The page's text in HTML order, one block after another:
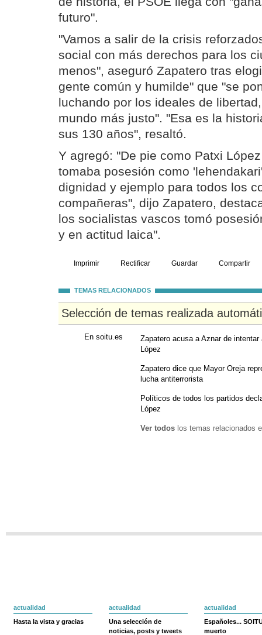
futuro".
"Vamos a salir de la crisis
social con más derechos para los
menos", aseguró Zapatero tras
gente común y humilde" que "se
luchando por los ideales de
mundo más justo". "Esa es la
sus 130 años", resaltó.
Y agregó: "De pie como Patxi
tomaba posesión como
dignidad y ejemplo para todos los
compañeras", dijo Zapatero,
los socialistas vascos tomó
y en actitud laica".
Imprimir Rectificar Guardar Compartir
TEMAS RELACIONADOS
Selección de temas realizada
En soitu.es
Zapatero acusa a Aznar de
López
Zapatero dice que Mayor Oreja
lucha antiterrorista
Políticos de todos los partidos
López
Ver todos los temas relacionados
actualidad
Hasta la vista y gracias
actualidad
Una selección de
noticias, posts y tweets
actualidad
Españoles...
muerto